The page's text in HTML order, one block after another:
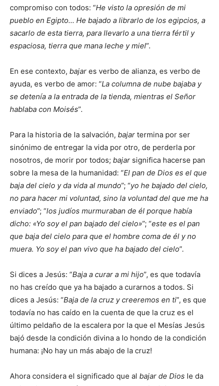
compromiso con todos: “He visto la opresión de mi
pueblo en Egipto… He bajado a librarlo de los egipcios, a
sacarlo de esta tierra, para llevarlo a una tierra fértil y
espaciosa, tierra que mana leche y miel”.
En ese contexto, bajar es verbo de alianza, es verbo de
ayuda, es verbo de amor: “La columna de nube bajaba y
se detenía a la entrada de la tienda, mientras el Señor
hablaba con Moisés”.
Para la historia de la salvación, bajar termina por ser
sinónimo de entregar la vida por otro, de perderla por
nosotros, de morir por todos; bajar significa hacerse pan
sobre la mesa de la humanidad: “El pan de Dios es el que
baja del cielo y da vida al mundo”; “yo he bajado del cielo,
no para hacer mi voluntad, sino la voluntad del que me ha
enviado”; “los judíos murmuraban de él porque había
dicho: «Yo soy el pan bajado del cielo»”; “este es el pan
que baja del cielo para que el hombre coma de él y no
muera. Yo soy el pan vivo que ha bajado del cielo”.
Si dices a Jesús: “Baja a curar a mi hijo”, es que todavía
no has creído que ya ha bajado a curarnos a todos. Si
dices a Jesús: “Baja de la cruz y creeremos en ti”, es que
todavía no has caído en la cuenta de que la cruz es el
último peldaño de la escalera por la que el Mesías Jesús
bajó desde la condición divina a lo hondo de la condición
humana: ¡No hay un más abajo de la cruz!
Ahora considera el significado que al bajar de Dios le da